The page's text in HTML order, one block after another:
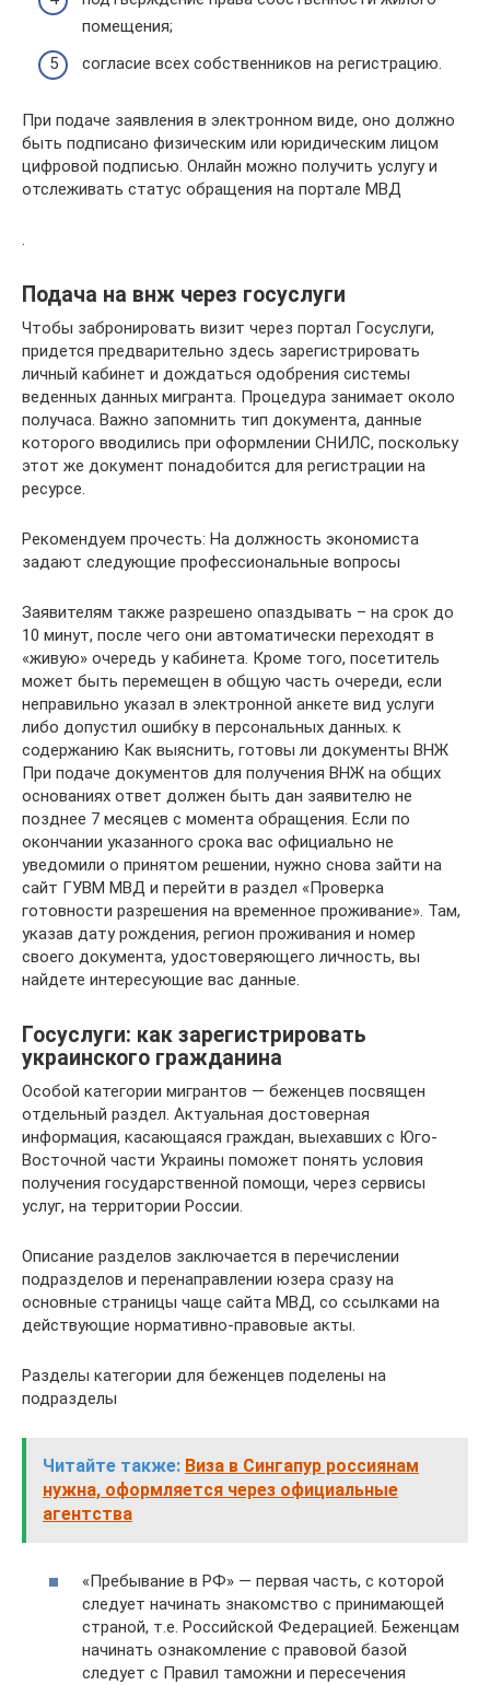
помещения;
согласие всех собственников на регистрацию.
При подаче заявления в электронном виде, оно должно
быть подписано физическим или юридическим лицом
цифровой подписью. Онлайн можно получить услугу и
отслеживать статус обращения на портале МВД
.
Подача на внж через госуслуги
Чтобы забронировать визит через портал Госуслуги,
придется предварительно здесь зарегистрировать
личный кабинет и дождаться одобрения системы
веденных данных мигранта. Процедура занимает около
получаса. Важно запомнить тип документа, данные
которого вводились при оформлении СНИЛС, поскольку
этот же документ понадобится для регистрации на
ресурсе.
Рекомендуем прочесть: На должность экономиста
задают следующие профессиональные вопросы
Заявителям также разрешено опаздывать – на срок до
10 минут, после чего они автоматически переходят в
«живую» очередь у кабинета. Кроме того, посетитель
может быть перемещен в общую часть очереди, если
неправильно указал в электронной анкете вид услуги
либо допустил ошибку в персональных данных. к
содержанию Как выяснить, готовы ли документы ВНЖ
При подаче документов для получения ВНЖ на общих
основаниях ответ должен быть дан заявителю не
позднее 7 месяцев с момента обращения. Если по
окончании указанного срока вас официально не
уведомили о принятом решении, нужно снова зайти на
сайт ГУВМ МВД и перейти в раздел «Проверка
готовности разрешения на временное проживание». Там,
указав дату рождения, регион проживания и номер
своего документа, удостоверяющего личность, вы
найдете интересующие вас данные.
Госуслуги: как зарегистрировать
украинского гражданина
Особой категории мигрантов — беженцев посвящен
отдельный раздел. Актуальная достоверная
информация, касающаяся граждан, выехавших с Юго-
Восточной части Украины поможет понять условия
получения государственной помощи, через сервисы
услуг, на территории России.
Описание разделов заключается в перечислении
подразделов и перенаправлении юзера сразу на
основные страницы чаще сайта МВД, со ссылками на
действующие нормативно-правовые акты.
Разделы категории для беженцев поделены на
подразделы
Читайте также: Виза в Сингапур россиянам
нужна, оформляется через официальные
агентства
«Пребывание в РФ» — первая часть, с которой
следует начинать знакомство с принимающей
страной, т.е. Российской Федерацией. Беженцам
начинать ознакомление с правовой базой
следует с Правил таможни и пересечения